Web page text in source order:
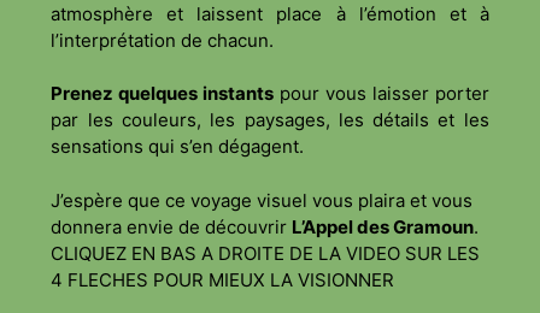
atmosphère et laissent place à l’émotion et à
l’interprétation de chacun.
Prenez quelques instants pour vous laisser porter
par les couleurs, les paysages, les détails et les
sensations qui s’en dégagent.
J’espère que ce voyage visuel vous plaira et vous
donnera envie de découvrir L’Appel des Gramoun.
CLIQUEZ EN BAS A DROITE DE LA VIDEO SUR LES
4 FLECHES POUR MIEUX LA VISIONNER